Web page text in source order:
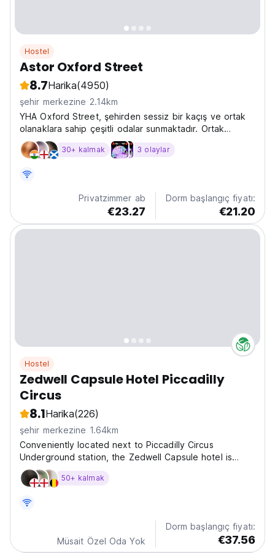
Hostel
Astor Oxford Street
8.7Harika(4950)
şehir merkezine 2.14km
YHA Oxford Street, şehirden sessiz bir kaçış ve ortak
olanaklara sahip çeşitli odalar sunmaktadır. Ortak
alanlarda ücretsiz Wi-Fi ve 5,95 £ kahvaltı fiyatı
mevcuttur.30+ kalmak 3 olaylar
Privatzimmer ab
€23.27
Dorm başlangıç fiyatı:
€21.20
Hostel
Zedwell Capsule Hotel Piccadilly
Circus
8.1Harika(226)
şehir merkezine 1.64km
Conveniently located next to Piccadilly Circus
Underground station, the Zedwell Capsule hotel is
designed to help you relax from the moment you
arrive. This hotel redefines the traditional shared
and quality...
50+ kalmak
Müsait Özel Oda Yok
Dorm başlangıç fiyatı:
€37.56